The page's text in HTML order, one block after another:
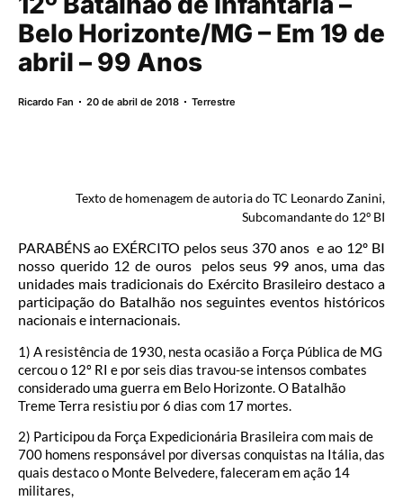
Belo Horizonte/MG – Em 19 de
abril – 99 Anos
Ricardo Fan 20 de abril de 2018 Terrestre
Texto de homenagem de autoria do TC Leonardo Zanini,
Subcomandante do 12º BI
PARABÉNS ao EXÉRCITO pelos seus 370 anos e ao 12º BI
nosso querido 12 de ouros pelos seus 99 anos, uma das
unidades mais tradicionais do Exército Brasileiro destaco a
participação do Batalhão nos seguintes eventos históricos
nacionais e internacionais.
1) A resistência de 1930, nesta ocasião a Força Pública de MG
cercou o 12º RI e por seis dias travou-se intensos combates
considerado uma guerra em Belo Horizonte. O Batalhão
Treme Terra resistiu por 6 dias com 17 mortes.
2) Participou da Força Expedicionária Brasileira com mais de
700 homens responsável por diversas conquistas na Itália, das
quais destaco o Monte Belvedere, faleceram em ação 14
militares,